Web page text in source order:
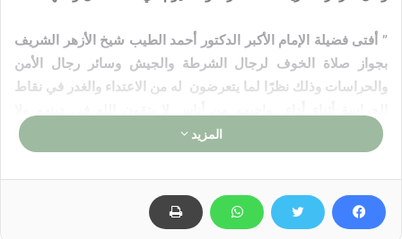
” أفتى فضيلة الإمام الأكبر الدكتور أحمد الطيب شيخ الأزهر الشريف
بجواز صلاة الخوف لرجال الشرطة والجيش وسائر رجال الأمن
والحراسات وذلك نظرًا لما يتعرضون له من الاعتداء والغدر في نقاط
وطنهم ، فاستهدفوا الراكعين الساجدين ممن يسهرون على أمن
الوطن وسلامته .
وأكد الأزهر الشريف في فتواه بجواز صلاة الخوف أو التناوب في أداء
الصلاة بحيث يصلي فريق ويحرس الفريق الآخر ، وفق ما قرره
المزيد